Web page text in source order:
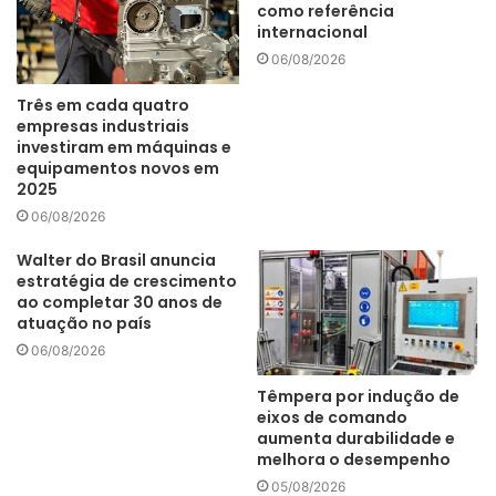
renováveis”, disse.
“O avanço da implantação deste projeto é um marco
importante para a ArcelorMittal, porque está em linha com
o nosso objetivo global de ser carbono neutro até 2050 e
reduzir em 25% as emissões específicas até 2030. O
limpa e contribuir para a descarbonização das operações
da empresa no Brasil. O investimento em energia
renovável é fundamental para uma economia de baixo
carbono e um futuro sustentável”, afirma Jefferson De
Três em cada quatro
empresas industriais
investiram em máquinas e
equipamentos novos em
2025
06/08/2026
como referência
internacional
06/08/2026
Walter do Brasil anuncia
estratégia de crescimento
ao completar 30 anos de
atuação no país
06/08/2026
Têmpera por indução de
eixos de comando
aumenta durabilidade e
melhora o desempenho
05/08/2026